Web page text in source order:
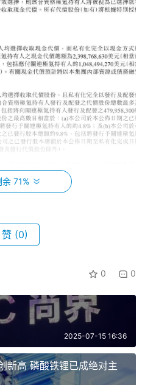
福表示，吉利控股集团发布
战略转型的新阶段。“此次战
措，将对各品牌的协同发展，
发展潜力产生深远影响，进一
量发展，为广大用户和投资者
71%
赞 (0)
0 0
2025-07-15 16:36
新高 磷酸铁锂已成绝对主